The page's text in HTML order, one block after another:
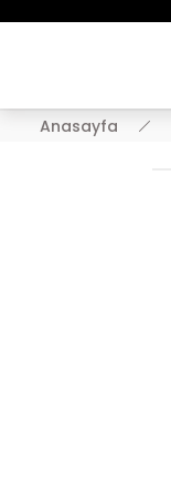
Anasayfa